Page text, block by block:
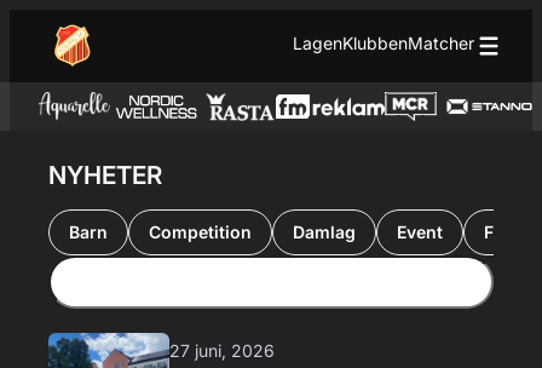
Hoppa till innehåll
LagenKlubbenMatcher
NYHETER
Barn Competition Damlag Event Futsal
27 juni, 2026